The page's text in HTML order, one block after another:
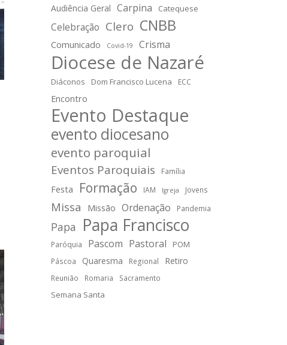
Audiência Geral Carpina Catequese
Celebração Clero CNBB
Comunicado Covid-19 Crisma
Diocese de Nazaré
Diáconos Dom Francisco Lucena ECC
Encontro
Evento Destaque
evento diocesano
evento paroquial
Eventos Paroquiais Família
Festa Formação IAM Igreja Jovens
Missa Missão Ordenação Pandemia
Papa Papa Francisco
Paróquia Pascom Pastoral POM
Páscoa Quaresma Regional Retiro
Reunião Romaria Sacramento
Semana Santa